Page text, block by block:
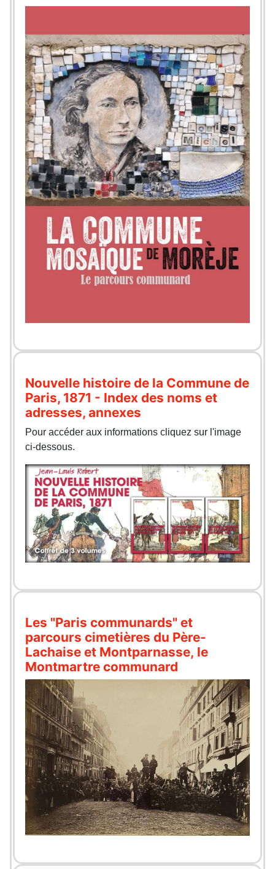
Nouvelle histoire de la Commune de
Paris, 1871 - Index des noms et
adresses, annexes
Pour accéder aux informations cliquez sur l'image
ci-dessous.
Les "Paris communards" et
parcours cimetières du Père-
Lachaise et Montparnasse, le
Montmartre communard